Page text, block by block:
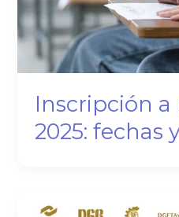
Inscripción
2025: fechas